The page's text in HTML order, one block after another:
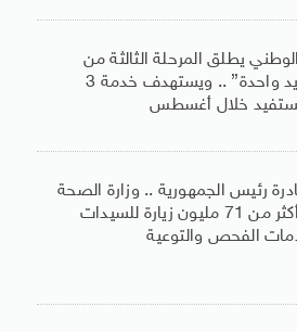
يطلق المرحلة الثالثة من
مبادرة “إيد واحدة” .. ويستهدف خدمة 3
خلال أغسطس
رئيس الجمهورية .. وزارة الصحة
تستقبل أكثر من 71 مليون زيارة للسيدات
الفحص والتوعية